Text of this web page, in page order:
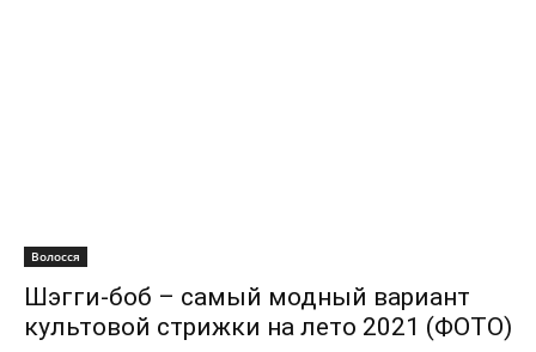
Волосся
Шэгги-боб – самый модный вариант
культовой стрижки на лето 2021 (ФОТО)